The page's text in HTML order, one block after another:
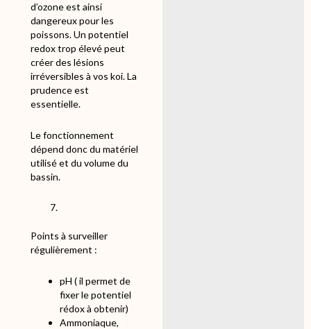
d’ozone est ainsi
dangereux pour les
poissons. Un potentiel
redox trop élevé peut
créer des lésions
irréversibles à vos koi. La
prudence est
essentielle.
Le fonctionnement
dépend donc du matériel
utilisé et du volume du
bassin.
Points à surveiller
régulièrement :
pH ( il permet de
fixer le potentiel
rédox à obtenir)
Ammoniaque,